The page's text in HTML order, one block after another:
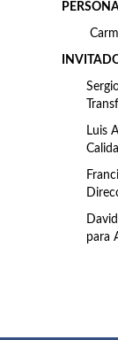
Luis
para